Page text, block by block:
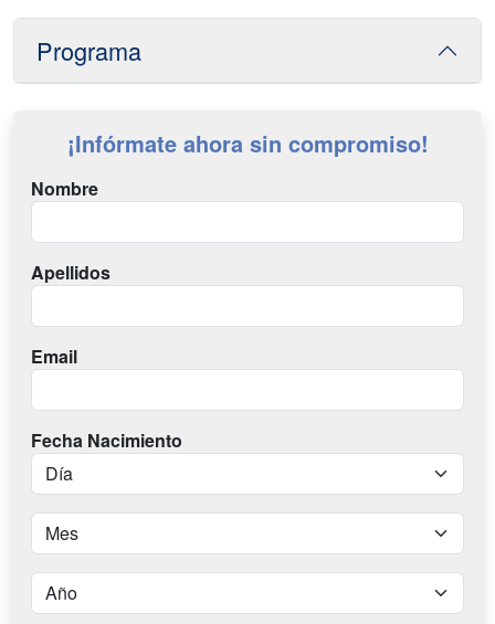
Programa
¡Infórmate ahora sin compromiso!
Nombre
Apellidos
Email
Fecha Nacimiento